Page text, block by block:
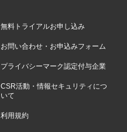
無料トライアルお申し込み
お問い合わせ・お申込みフォーム
プライバシーマーク認定付与企業
CSR活動・情報セキュリティにつ
いて
利用規約